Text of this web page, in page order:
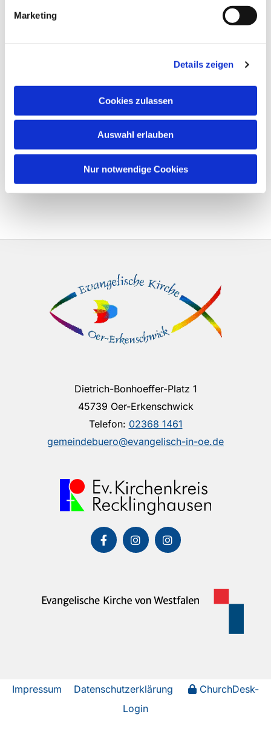
Marketing
Details zeigen
Cookies zulassen
Auswahl erlauben
Nur notwendige Cookies
Dietrich-Bonhoeffer-Platz 1
45739 Oer-Erkenschwick
Telefon: 02368 1461
gemeindebuero@evangelisch-in-oe.de
Impressum Datenschutzerklärung
ChurchDesk-
Login